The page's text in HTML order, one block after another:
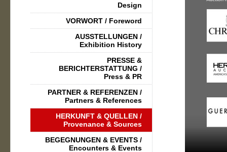
Design
VORWORT / Foreword
AUSSTELLUNGEN /
Exhibition History
PRESSE &
BERICHTERSTATTUNG /
Press & PR
PARTNER & REFERENZEN /
Partners & References
HERKUNFT & QUELLEN /
Provenance & Sources
BEGEGNUNGEN & EVENTS /
Encounters & Events